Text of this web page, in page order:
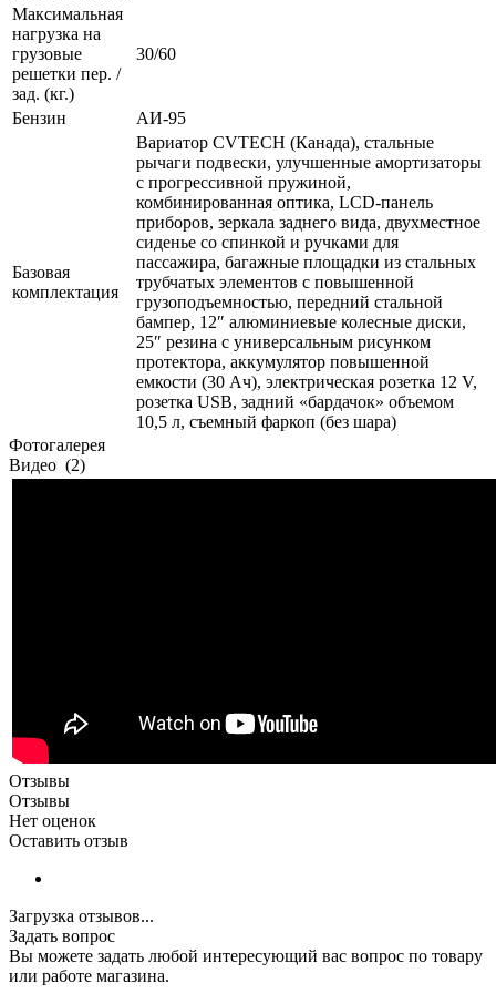
Максимальная
нагрузка на
грузовые
решетки пер. /
зад. (кг.)
30/60
Бензин АИ-95
Базовая
комплектация
Вариатор CVTECH (Канада), стальные
рычаги подвески, улучшенные амортизаторы
с прогрессивной пружиной,
комбинированная оптика, LCD-панель
приборов, зеркала заднего вида, двухместное
сиденье со спинкой и ручками для
пассажира, багажные площадки из стальных
трубчатых элементов с повышенной
грузоподъемностью, передний стальной
бампер, 12″ алюминиевые колесные диски,
25″ резина с универсальным рисунком
протектора, аккумулятор повышенной
емкости (30 Ач), электрическая розетка 12 V,
розетка USB, задний «бардачок» объемом
10,5 л, съемный фаркоп (без шара)
Фотогалерея
Видео (2)
Отзывы
Отзывы
Нет оценок
Оставить отзыв
Загрузка отзывов...
Задать вопрос
Вы можете задать любой интересующий вас вопрос по товару
или работе магазина.